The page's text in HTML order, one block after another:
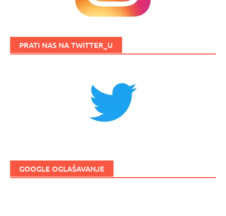
PRATI NAS NA TWITTER_U
GOOGLE OGLAŠAVANJE